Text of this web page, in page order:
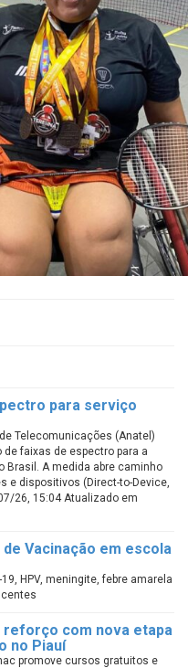
para serviço
Telecomunicações (Anatel)
faixas de espectro para a
Brasil. A medida abre caminho
e dispositivos (Direct-to-Device,
26, 15:04 Atualizado em
Vacinação em escola
HPV, meningite, febre amarela
com nova etapa
no Piauí
promove cursos gratuitos e